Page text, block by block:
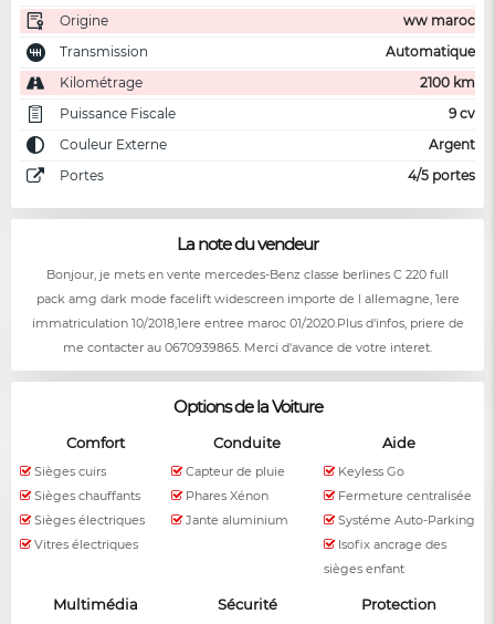
Origine
ww maroc
Transmission
Automatique
Kilométrage
2100 km
Puissance Fiscale
9 cv
Couleur Externe
Argent
Portes
4/5 portes
La note du vendeur
Bonjour, je mets en vente mercedes-Benz classe berlines C 220 full
pack amg dark mode facelift widescreen importe de l allemagne, 1ere
immatriculation 10/2018,1ere entree maroc 01/2020.Plus d'infos, priere de
me contacter au 0670939865. Merci d'avance de votre interet.
Options de la Voiture
Comfort
Sièges cuirs
Sièges chauffants
Sièges électriques
Vitres électriques
Conduite
Capteur de pluie
Phares Xénon
Jante aluminium
Aide
Keyless Go
Fermeture centralisée
Systéme Auto-Parking
Isofix ancrage des
sièges enfant
Multimédia Sécurité Protection